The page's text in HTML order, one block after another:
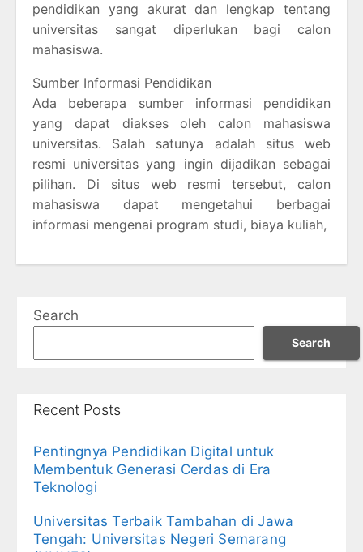
pendidikan yang akurat dan lengkap tentang
universitas sangat diperlukan bagi calon
mahasiswa.
Sumber Informasi Pendidikan
Ada beberapa sumber informasi pendidikan
yang dapat diakses oleh calon mahasiswa
universitas. Salah satunya adalah situs web
resmi universitas yang ingin dijadikan sebagai
pilihan. Di situs web resmi tersebut, calon
mahasiswa dapat mengetahui berbagai
informasi mengenai program studi, biaya kuliah,
Search
Search
Recent Posts
Pentingnya Pendidikan Digital untuk
Membentuk Generasi Cerdas di Era
Teknologi
Universitas Terbaik Tambahan di Jawa
Tengah: Universitas Negeri Semarang